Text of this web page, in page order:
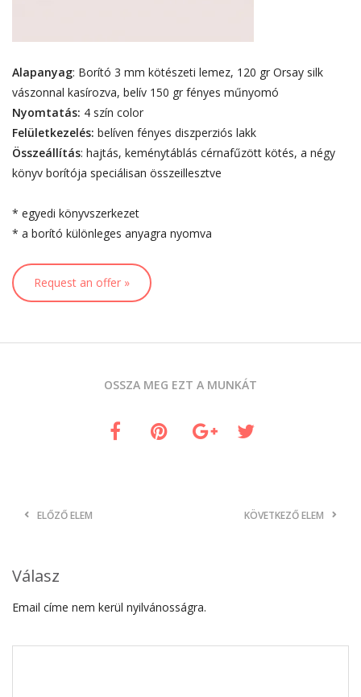
Alapanyag: Borító 3 mm kötészeti lemez, 120 gr Orsay silk
vászonnal kasírozva, belív 150 gr fényes műnyomó
Nyomtatás: 4 szín color
Felületkezelés: belíven fényes diszperziós lakk
Összeállítás: hajtás, keménytáblás cérnafűzött kötés, a négy
könyv borítója speciálisan összeillesztve
* egyedi könyvszerkezet
* a borító különleges anyagra nyomva
Request an offer »
OSSZA MEG EZT A MUNKÁT
ELŐZŐ ELEM KÖVETKEZŐ ELEM
Válasz
Email címe nem kerül nyilvánosságra.